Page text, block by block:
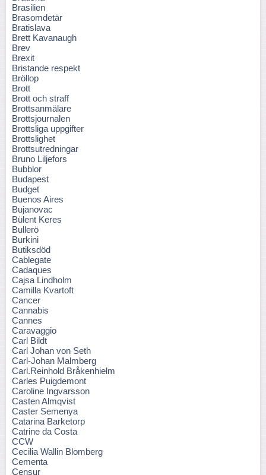
Brasilien
Brasomdetär
Bratislava
Brett Kavanaugh
Brev
Brexit
Bristande respekt
Bröllop
Brott
Brott och straff
Brottsanmälare
Brottsjournalen
Brottsliga uppgifter
Brottslighet
Brottsutredningar
Bruno Liljefors
Bubblor
Budapest
Budget
Buenos Aires
Bujanovac
Bülent Keres
Bullerö
Burkini
Butiksdöd
Cablegate
Cadaques
Cajsa Lindholm
Camilla Kvartoft
Cancer
Cannabis
Cannes
Caravaggio
Carl Bildt
Carl Johan von Seth
Carl-Johan Malmberg
Carl.Reinhold Bråkenhielm
Carles Puigdemont
Caroline Ingvarsson
Casten Almqvist
Caster Semenya
Catarina Barketorp
Catrine da Costa
CCW
Cecilia Wallin Blomberg
Cementa
Censur